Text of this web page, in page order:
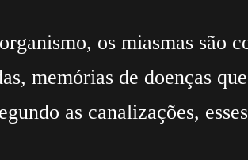
os miasmas são
memórias de doenças
as canalizações,